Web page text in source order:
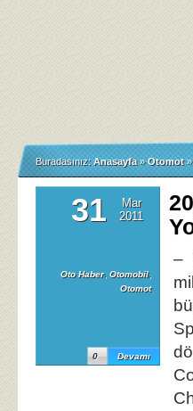
Buradasınız: Anasayfa » Otomot »
31
Mar
2011
Oto Haber, Otomobil,
Otomot
Devamı
0
–